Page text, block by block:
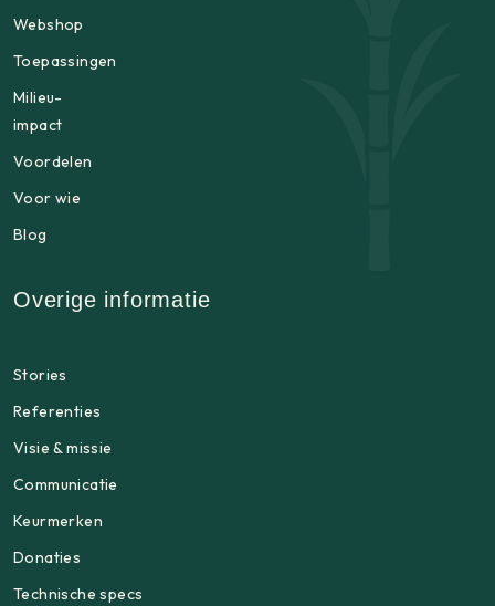
Webshop
Toepassingen
Milieu-
impact
Voordelen
Voor wie
Blog
Overige informatie
Stories
Referenties
Visie & missie
Communicatie
Keurmerken
Donaties
Technische specs